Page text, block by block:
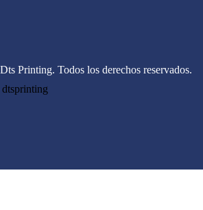
Printing. Todos los derechos reservados.